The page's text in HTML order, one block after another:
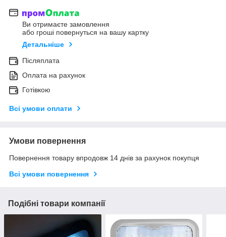
Ви отримаєте замовлення
або гроші повернуться на вашу картку
Детальніше
Післяплата
Оплата на рахунок
Готівкою
Всі умови оплати
Умови повернення
Повернення товару впродовж 14 днів за рахунок покупця
Всі умови повернення
Подібні товари компанії